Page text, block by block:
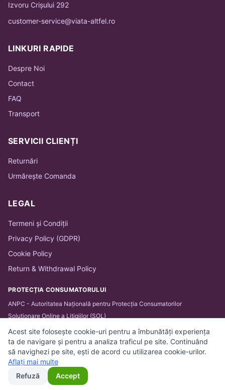
Izvoru Crișului 292
customer-service@viata-altfel.ro
LINKURI RAPIDE
Despre Noi
Contact
FAQ
Transport
SERVICII CLIENȚI
Returnări
Urmărește Comanda
LEGAL
Termeni și Condiții
Privacy Policy (GDPR)
Cookie Policy
Return & Withdrawal Policy
PROTECȚIA CONSUMATORULUI
ANPC - Autoritatea Națională pentru Protecția Consumatorilor
Soluționare Online a Litigiilor (SOL)
© 2026 BARTHA IT SOLUTIONS SRL. Toate drepturile
Acest site folosește cookie-uri pentru a îmbunătăți experiența
ta de navigare și pentru a analiza traficul pe site. Continuând
să navighezi pe site, ești de acord cu utilizarea cookie-urilor.
Aflați mai multe
Refuză
Accept